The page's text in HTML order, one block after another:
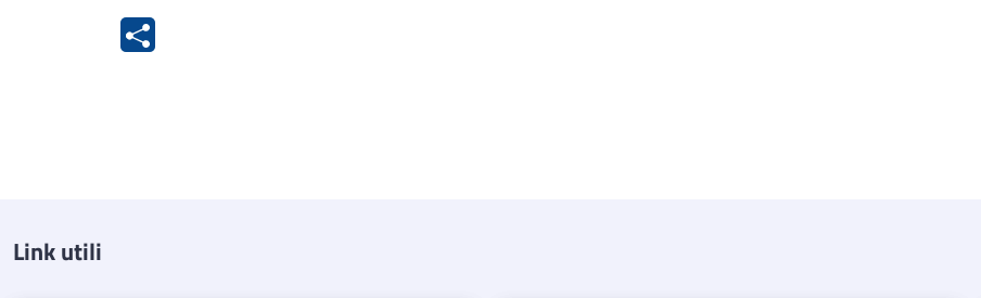
Link utili